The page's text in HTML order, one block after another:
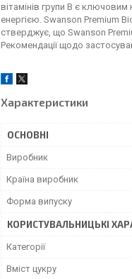
вітамінів групи В є
енергією. Swanson Premium
стверджує, що Swanson
Рекомендації щодо
Характеристики
ОСНОВНІ
Виробник
Країна виробник
Форма випуску
КОРИСТУВАЛЬНИЦЬКІ
Категорії
Вміст цукру